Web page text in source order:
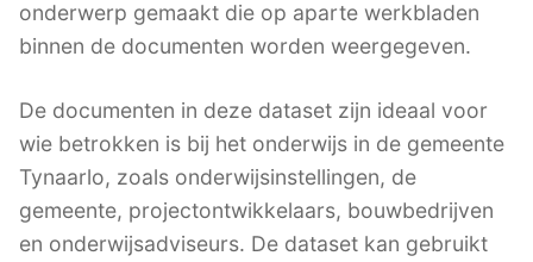
onderwerp gemaakt die op aparte werkbladen
binnen de documenten worden weergegeven.
De documenten in deze dataset zijn ideaal voor
wie betrokken is bij het onderwijs in de gemeente
Tynaarlo, zoals onderwijsinstellingen, de
gemeente, projectontwikkelaars, bouwbedrijven
en onderwijsadviseurs. De dataset kan gebruikt